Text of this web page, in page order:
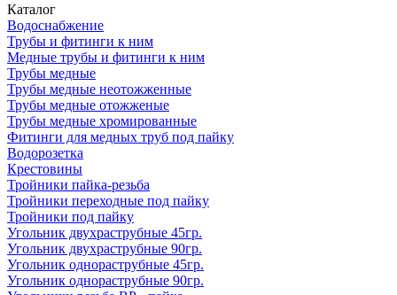
Каталог
Водоснабжение
Трубы и фитинги к ним
Медные трубы и фитинги к ним
Трубы медные
Трубы медные неотожженные
Трубы медные отожженые
Трубы медные хромированные
Фитинги для медных труб под пайку
Водорозетка
Крестовины
Тройники пайка-резьба
Тройники переходные под пайку
Тройники под пайку
Угольник двухраструбные 45гр.
Угольник двухраструбные 90гр.
Угольник однораструбные 45гр.
Угольник однораструбные 90гр.